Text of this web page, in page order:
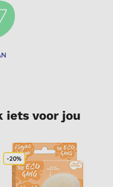
iets voor jou
-20%